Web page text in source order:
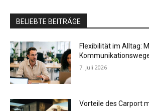
BELIEBTE BEITRÄGE
Flexibilität im Alltag:
7. Juli 2026
Vorteile des Carport